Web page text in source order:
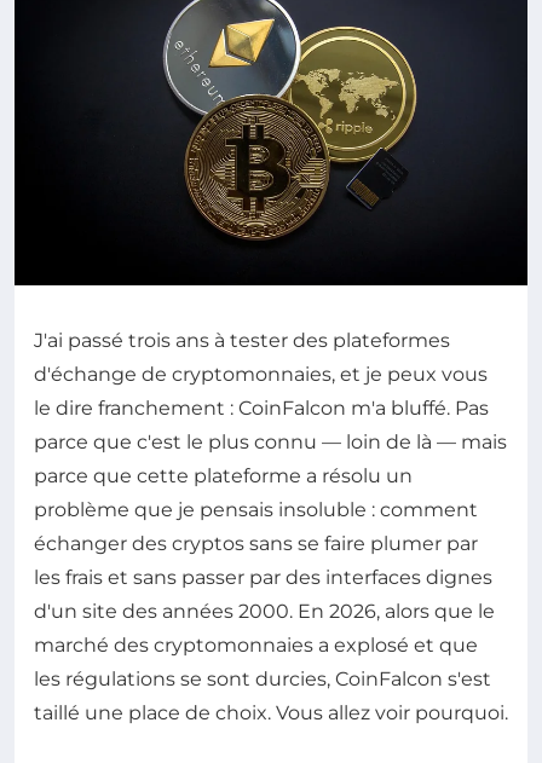
J'ai passé trois ans à tester des plateformes
d'échange de cryptomonnaies, et je peux vous
le dire franchement : CoinFalcon m'a bluffé. Pas
parce que c'est le plus connu — loin de là — mais
parce que cette plateforme a résolu un
problème que je pensais insoluble : comment
échanger des cryptos sans se faire plumer par
les frais et sans passer par des interfaces dignes
d'un site des années 2000. En 2026, alors que le
marché des cryptomonnaies a explosé et que
les régulations se sont durcies, CoinFalcon s'est
taillé une place de choix. Vous allez voir pourquoi.